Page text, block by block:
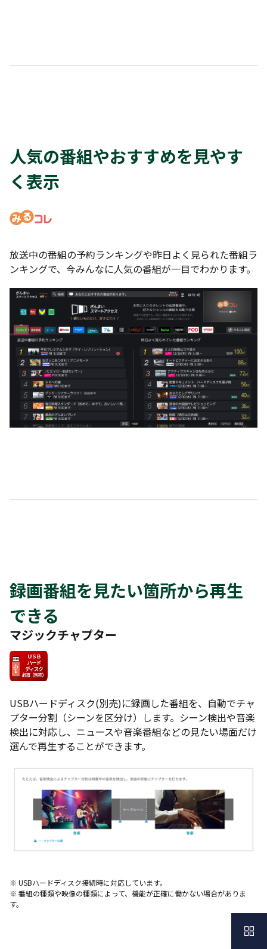
人気の番組やおすすめを見やす
く表示
放送中の番組の予約ランキングや昨日よく見られた番組ラ
ンキングで、今みんなに人気の番組が一目でわかります。
録画番組を見たい箇所から再生
できる
マジックチャプター
USBハードディスク(別売)に録画した番組を、自動でチャ
プター分割（シーンを区分け）します。シーン検出や音楽
検出に対応し、ニュースや音楽番組などの見たい場面だけ
選んで再生することができます。
※ USBハードディスク接続時に対応しています。
※ 番組の種類や映像の種類によって、機能が正確に働かない場合がありま
す。